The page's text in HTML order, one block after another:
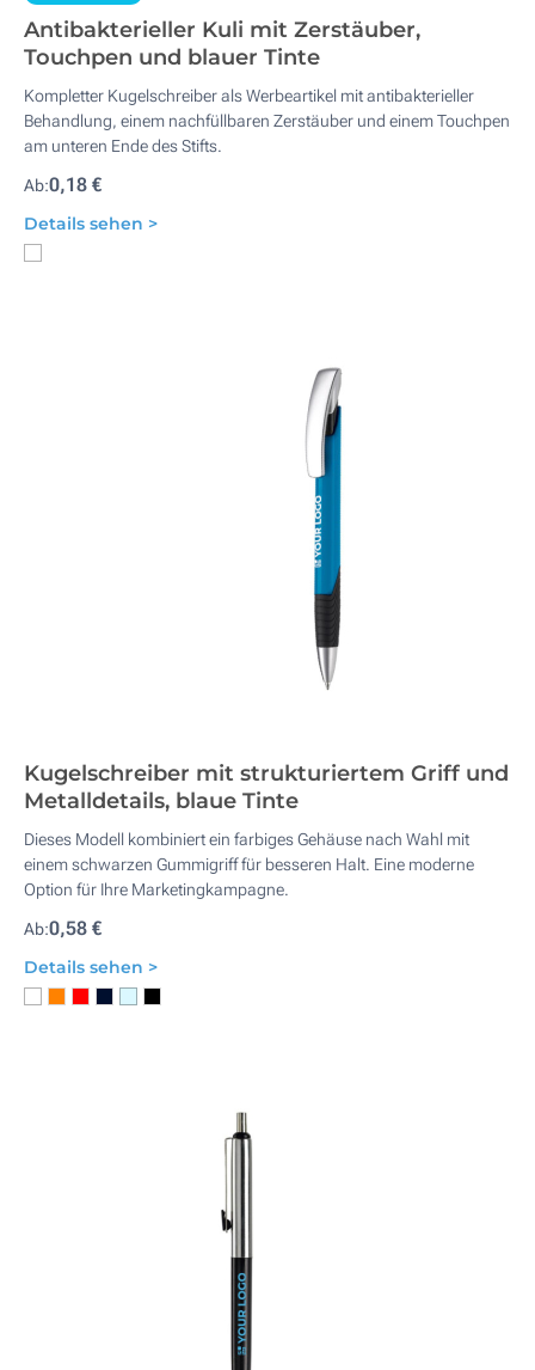
Antibakterieller Kuli mit Zerstäuber,
Touchpen und blauer Tinte
Kompletter Kugelschreiber als Werbeartikel mit antibakterieller
Behandlung, einem nachfüllbaren Zerstäuber und einem Touchpen
am unteren Ende des Stifts.
Ab:0,18 €
Details sehen >
Kugelschreiber mit strukturiertem Griff und
Metalldetails, blaue Tinte
Dieses Modell kombiniert ein farbiges Gehäuse nach Wahl mit
einem schwarzen Gummigriff für besseren Halt. Eine moderne
Option für Ihre Marketingkampagne.
Ab:0,58 €
Details sehen >